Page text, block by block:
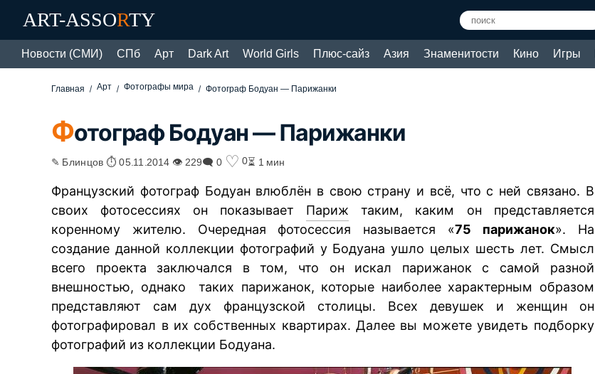
ART-ASSORTY
Новости (СМИ) СПб Арт Dark Art World Girls Плюс-сайз Азия Знаменитости Кино Игры
Главная Арт Фотографы мира Фотограф Бодуан — Парижанки
Фотограф Бодуан — Парижанки
✎ Блинцов ⏱ 05.11.2014 👁 229🗨 0 ♡ 0⏳ 1 мин
Французский фотограф Бодуан влюблён в свою страну и всё, что с ней связано. В
своих фотосессиях он показывает Париж таким, каким он представляется
коренному жителю. Очередная фотосессия называется «75 парижанок». На
создание данной коллекции фотографий у Бодуана ушло целых шесть лет. Смысл
всего проекта заключался в том, что он искал парижанок с самой разной
внешностью, однако таких парижанок, которые наиболее характерным образом
представляют сам дух французской столицы. Всех девушек и женщин он
фотографировал в их собственных квартирах. Далее вы можете увидеть подборку
фотографий из коллекции Бодуана.